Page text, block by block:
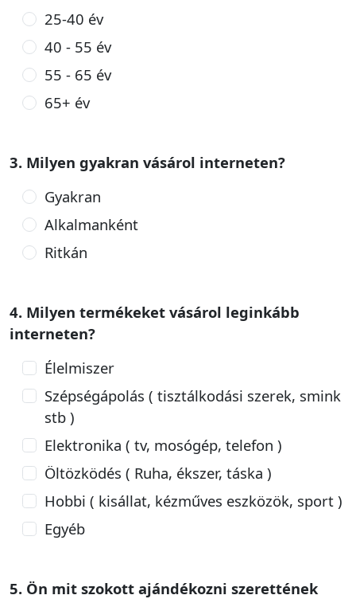
25-40 év
40 - 55 év
55 - 65 év
65+ év
3. Milyen gyakran vásárol interneten?
Gyakran
Alkalmanként
Ritkán
4. Milyen termékeket vásárol leginkább
interneten?
Élelmiszer
Szépségápolás ( tisztálkodási szerek, smink
stb )
Elektronika ( tv, mosógép, telefon )
Öltözködés ( Ruha, ékszer, táska )
Hobbi ( kisállat, kézműves eszközök, sport )
Egyéb
5. Ön mit szokott ajándékozni szerettének